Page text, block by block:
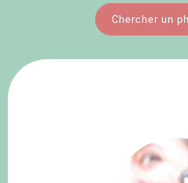
Chercher un